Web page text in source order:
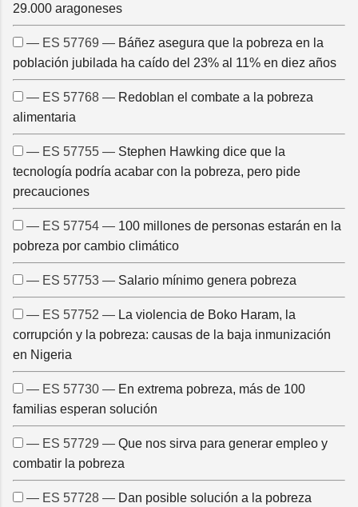
29.000 aragoneses
— ES 57769 — Báñez asegura que la pobreza en la
población jubilada ha caído del 23% al 11% en diez años
— ES 57768 — Redoblan el combate a la pobreza
alimentaria
— ES 57755 — Stephen Hawking dice que la
tecnología podría acabar con la pobreza, pero pide
precauciones
— ES 57754 — 100 millones de personas estarán en la
pobreza por cambio climático
— ES 57753 — Salario mínimo genera pobreza
— ES 57752 — La violencia de Boko Haram, la
corrupción y la pobreza: causas de la baja inmunización
en Nigeria
— ES 57730 — En extrema pobreza, más de 100
familias esperan solución
— ES 57729 — Que nos sirva para generar empleo y
combatir la pobreza
— ES 57728 — Dan posible solución a la pobreza